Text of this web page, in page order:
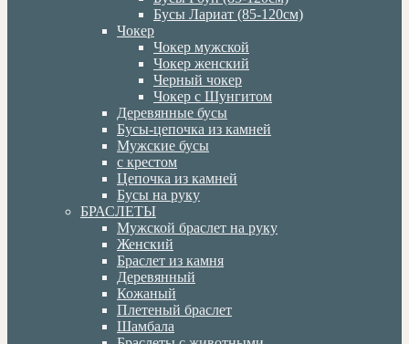
Бусы Лариат (85-120см)
Чокер
Чокер мужской
Чокер женский
Черный чокер
Чокер с Шунгитом
Деревянные бусы
Бусы-цепочка из камней
Мужские бусы
с крестом
Цепочка из камней
Бусы на руку
БРАСЛЕТЫ
Мужской браслет на руку
Женский
Браслет из камня
Деревянный
Кожаный
Плетеный браслет
Шамбала